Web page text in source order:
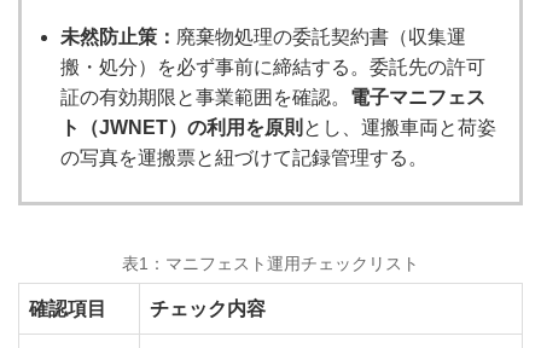
未然防止策： 廃棄物処理の委託契約書（収集運
搬・処分）を必ず事前に締結する。委託先の許可
証の有効期限と事業範囲を確認。 電子マニフェス
ト（JWNET）の利用を原則 とし、運搬車両と荷姿
の写真を運搬票と紐づけて記録管理する。
表1：マニフェスト運用チェックリスト
確認項目 チェック内容